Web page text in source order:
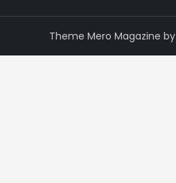
Theme Mero Magazine by